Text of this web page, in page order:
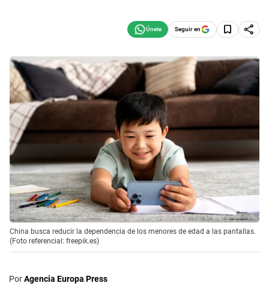
Seguir en
China busca reducir la dependencia de los menores de edad a las pantallas.
(Foto referencial: freepik.es)
PorAgencia Europa Press